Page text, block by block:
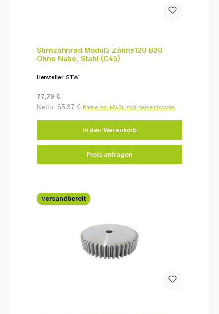
Stirnzahnrad Modul2 Zähne120 B20
Ohne Nabe, Stahl (C45)
Hersteller: STW
Regulärer Preis:
77,79 €
Netto: 65,37 € Preise inkl. MwSt. zzgl. Versandkosten
In den Warenkorb
Preis anfragen
versandbereit